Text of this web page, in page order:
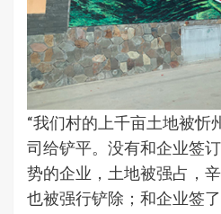
“我们村的上千亩土地被忻
司给铲平。没有和企业签
势的企业，土地被强占，
也被强行铲除；和企业签